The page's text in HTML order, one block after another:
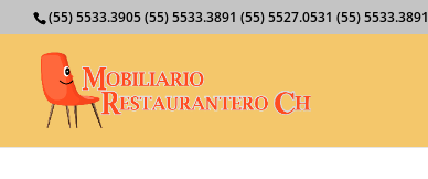
(55) 5533.3905 (55) 5533.3891 (55) 5527.0531 (55)